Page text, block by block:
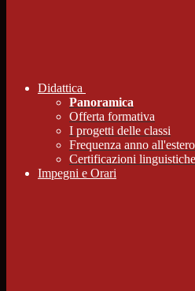
Didattica
Panoramica
Offerta formativa
I progetti delle classi
Frequenza anno all'estero
Certificazioni
Impegni e Orari